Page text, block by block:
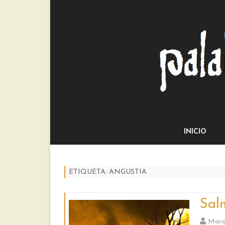
INICIO
ETIQUETA: ANGUSTIA